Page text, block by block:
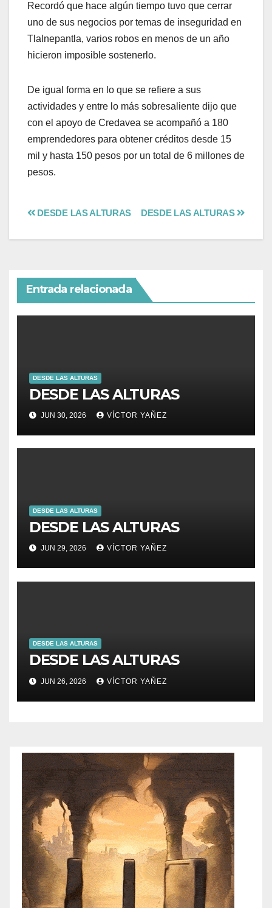
Recordó que hace algún tiempo tuvo que cerrar
uno de sus negocios por temas de inseguridad en
Tlalnepantla, varios robos en menos de un año
hicieron imposible sostenerlo.
De igual forma en lo que se refiere a sus
actividades y entre lo más sobresaliente dijo que
con el apoyo de Credavea se acompañó a 180
emprendedores para obtener créditos desde 15
mil y hasta 150 pesos por un total de 6 millones de
pesos.
DESDE LAS ALTURAS
DESDE LAS ALTURAS
Entrada relacionada
DESDE LAS ALTURAS
DESDE LAS ALTURAS
JUN 30, 2026 VÍCTOR YAÑEZ
DESDE LAS ALTURAS
DESDE LAS ALTURAS
JUN 29, 2026 VÍCTOR YAÑEZ
DESDE LAS ALTURAS
DESDE LAS ALTURAS
JUN 26, 2026 VÍCTOR YAÑEZ